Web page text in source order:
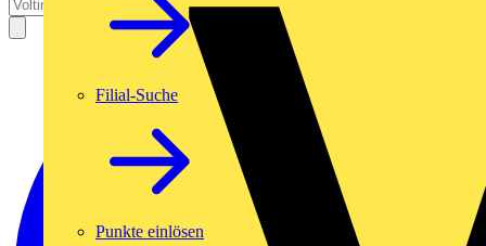
Filial-Suche
Punkte einlösen